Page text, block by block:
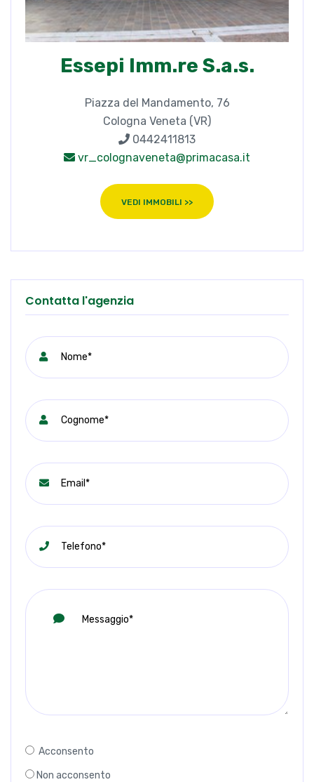
Essepi Imm.re S.a.s.
Piazza del Mandamento, 76
Cologna Veneta (VR)
0442411813
vr_colognaveneta@primacasa.it
VEDI IMMOBILI >>
Contatta l'agenzia
Acconsento
Non acconsento